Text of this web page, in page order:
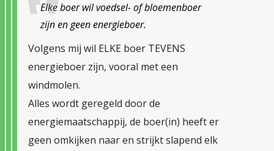
Elke boer wil voedsel- of bloemenboer
zijn en geen energieboer.
Volgens mij wil ELKE boer TEVENS
energieboer zijn, vooral met een
windmolen.
Alles wordt geregeld door de
energiemaatschappij, de boer(in) heeft er
geen omkijken naar en strijkt slapend elk